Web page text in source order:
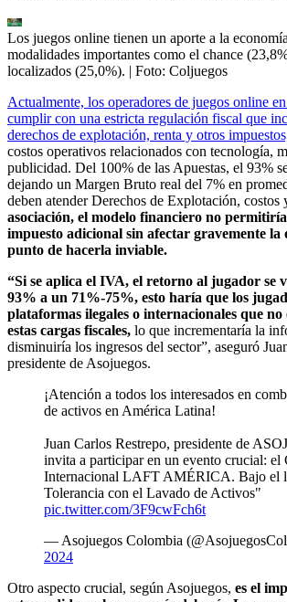
Los juegos online tienen un aporte a la
modalidades importantes como el chance
localizados (25,0%). | Foto: Coljuegos
Actualmente, los operadores de juegos online
cumplir con una estricta regulación fiscal que
derechos de explotación, renta y otros
costos operativos relacionados con tecnología,
publicidad. Del 100% de las Apuestas, el 93%
dejando un Margen Bruto real del 7% en
deben atender Derechos de Explotación, costos
asociación, el modelo financiero no
impuesto adicional sin afectar gravemente la
punto de hacerla inviable.
“Si se aplica el IVA, el retorno al jugador se
93% a un 71%-75%, esto haría que los
plataformas ilegales o internacionales que no
estas cargas fiscales, lo que incrementaría la
disminuiría los ingresos del sector”, aseguró
presidente de Asojuegos.
¡Atención a todos los interesados en
de activos en América Latina!
Juan Carlos Restrepo, presidente de
invita a participar en un evento crucial: el
Internacional LAFT AMÉRICA. Bajo el
Tolerancia con el Lavado de Activos"
pic.twitter.com/3F9cwFch6t
— Asojuegos Colombia
2024
Otro aspecto crucial, según Asojuegos, es el